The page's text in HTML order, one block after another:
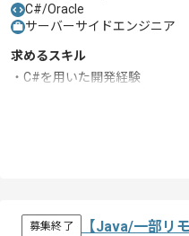
C#/Oracle
サーバーサイドエンジニア
求めるスキル
・C#を用いた開発経験
募集終了 【Java/一部リ